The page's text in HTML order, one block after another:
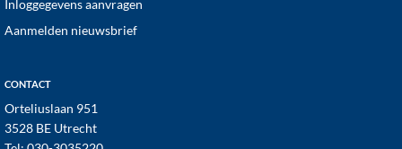
Inloggegevens aanvragen
Aanmelden nieuwsbrief
CONTACT
Orteliuslaan 951
3528 BE Utrecht